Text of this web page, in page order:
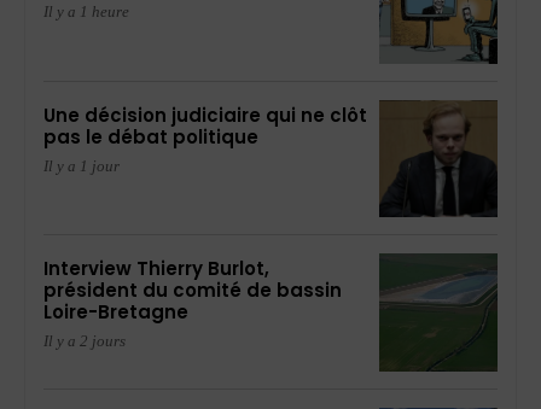
Il y a 1 heure
Une décision judiciaire qui ne clôt
pas le débat politique
Il y a 1 jour
Interview Thierry Burlot,
président du comité de bassin
Loire-Bretagne
Il y a 2 jours